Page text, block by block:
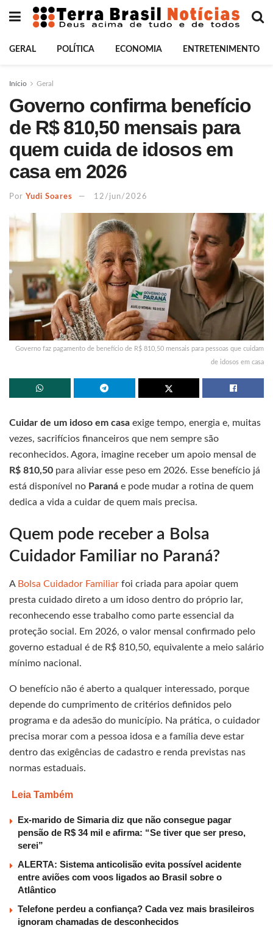
GERAL POLÍTICA ECONOMIA ENTRETENIMENTO
Início Geral
Governo confirma benefício
de R$ 810,50 mensais para
quem cuida de idosos em
casa em 2026
Por Yudi Soares 12/jun/2026
Governo faz pagamento de benefício de R$ 810,50 mensais para pessoas que cuidam
de idosos em casa
Cuidar de um idoso em casa exige tempo, energia e, muitas
vezes, sacrifícios financeiros que nem sempre são
reconhecidos. Agora, imagine receber um apoio mensal de
R$ 810,50 para aliviar esse peso em 2026. Esse benefício já
está disponível no Paraná e pode mudar a rotina de quem
dedica a vida a cuidar de quem mais precisa.
Quem pode receber a Bolsa
Cuidador Familiar no Paraná?
A Bolsa Cuidador Familiar foi criada para apoiar quem
presta cuidado direto a um idoso dentro do próprio lar,
reconhecendo esse trabalho como parte essencial da
proteção social. Em 2026, o valor mensal confirmado pelo
governo estadual é de R$ 810,50, equivalente a meio salário
mínimo nacional.
O benefício não é aberto a qualquer interessado, porque
depende do cumprimento de critérios definidos pelo
programa e da adesão do município. Na prática, o cuidador
precisa morar com a pessoa idosa e a família deve estar
dentro das exigências de cadastro e renda previstas nas
normas estaduais.
Leia Também
Ex-marido de Simaria diz que não consegue pagar
pensão de R$ 34 mil e afirma: “Se tiver que ser preso,
serei”
ALERTA: Sistema anticolisão evita possível acidente
entre aviões com voos ligados ao Brasil sobre o
Atlântico
Telefone perdeu a confiança? Cada vez mais brasileiros
ignoram chamadas de desconhecidos